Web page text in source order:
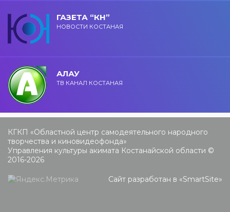
ГАЗЕТА “КН”
НОВОСТИ КОСТАНАЯ
АЛАУ
ТВ КАНАЛ КОСТАНАЯ
КГКП «Областной центр самодеятельного народного
творчества и киновидеофонда»
Управления культуры акимата Костанайской области ©
2016-2026
Сайт разработан в «SmartSite»